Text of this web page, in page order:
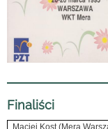
Finaliści
Maciej Kost (Mera